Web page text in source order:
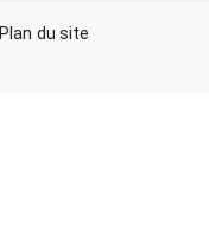
Plan du site